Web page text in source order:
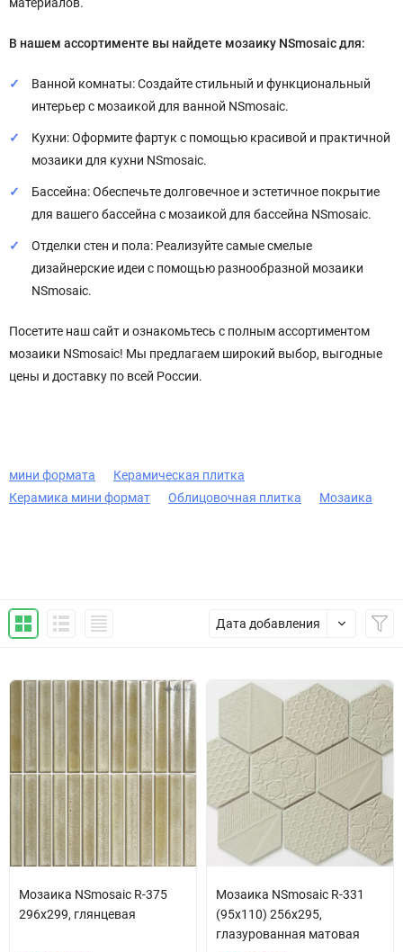
В нашем ассортименте вы найдете мозаику NSmosaic для:
Ванной комнаты: Создайте стильный и функциональный
интерьер с мозаикой для ванной NSmosaic.
Кухни: Оформите фартук с помощью красивой и практичной
мозаики для кухни NSmosaic.
Бассейна: Обеспечьте долговечное и эстетичное покрытие
для вашего бассейна с мозаикой для бассейна NSmosaic.
Отделки стен и пола: Реализуйте самые смелые
дизайнерские идеи с помощью разнообразной мозаики
NSmosaic.
Посетите наш сайт и ознакомьтесь с полным ассортиментом
мозаики NSmosaic! Мы предлагаем широкий выбор, выгодные
цены и доставку по всей России.
мини формата
Керамическая плитка
Керамика мини формат
Облицовочная плитка Мозаика
Дата добавления
Мозаика NSmosaic R-375
296x299, глянцевая
Мозаика NSmosaic R-331
(95x110) 256х295,
глазурованная матовая